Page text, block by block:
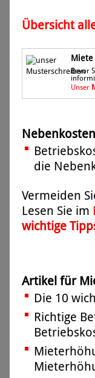
Übersicht
Miete
Bevor
Unser
die
Vermeiden
Lesen Sie im
wichtige
Artikel für
Die 10
Richtige